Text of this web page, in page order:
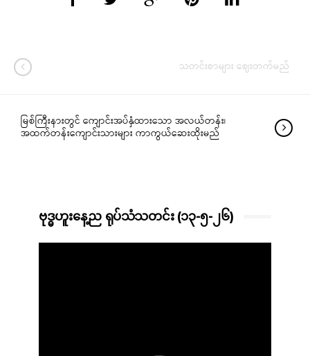
သတင်းစာများ ဈေးတက်မည်
မြစ်ကြီးနားတွင် ကျောင်းအပ်နှံထားသော အလယ်တန်း၊
အထက်တန်းကျောင်းသားများ ကာကွယ်ဆေးထိုးမည်
ဗုဒ္ဓဟူးနေ့ည ရုပ်သံသတင်း (၁၃-၅-၂၆)